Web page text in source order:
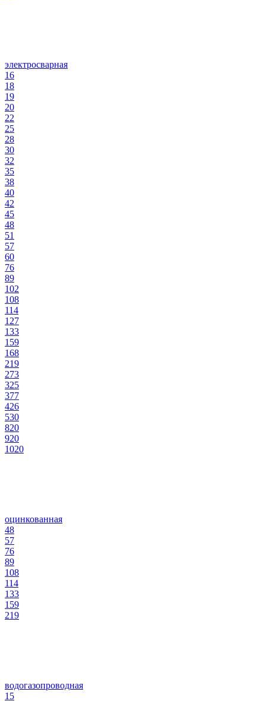
электросварная
16
18
19
20
22
25
28
30
32
35
38
40
42
45
48
51
57
60
76
89
102
108
114
127
133
159
168
219
273
325
377
426
530
820
920
1020
оцинкованная
48
57
76
89
108
114
133
159
219
водогазопроводная
15